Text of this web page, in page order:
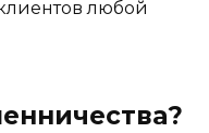
любой